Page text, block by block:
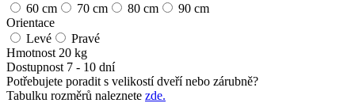
60 cm
70 cm 80 cm
90 cm
Orientace
Levé
Pravé
Hmotnost 20 kg
Dostupnost 7 - 10 dní
Potřebujete poradit s velikostí dveří nebo zárubně?
Tabulku rozměrů naleznete zde.